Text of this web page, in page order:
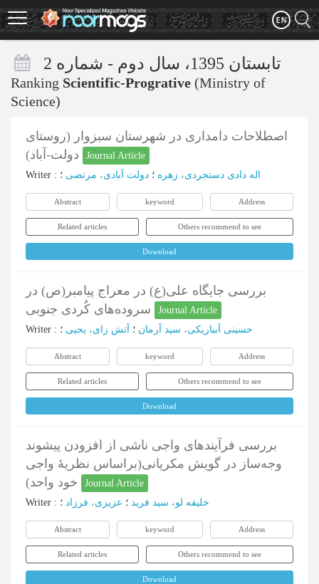
Skip
to
main
Ranking Scientific-Progrative (Ministry of
Science)
اصطلاحات دامداری در شهرستان سبزوار (روستای
Journal Article
Writer : اله دادی دستجردی، زهره ؛ دولت آبادی، مرتضی ؛
Abstract keyword Address
Related articles Others recommend to see
Download
بررسی جایگاه علی(ع) در معراج پیامبر(ص) در
Journal Article
Writer : حسینی آبباریکی، سید آرمان ؛ آتش زای، یحیی ؛
Abstract keyword Address
Related articles Others recommend to see
Download
بررسی فرآیندهای واجی ناشی از افزودن پیشوند
وجه‌ساز در گویش مکریانی(براساس نظریۀ واجی
Journal Article
Writer : خلیفه لو، سید فرید ؛ عزیزی، فرزاد ؛
Abstract keyword Address
Related articles Others recommend to see
Download